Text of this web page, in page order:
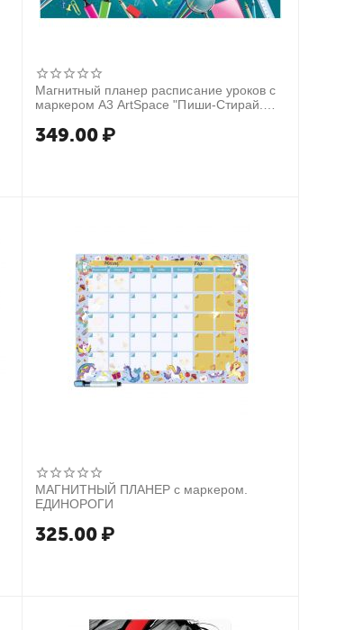
Магнитный планер расписание уроков с
маркером А3 ArtSpace "Пиши-Стирай.
349.00 ₽
МАГНИТНЫЙ ПЛАНЕР с маркером.
ЕДИНОРОГИ
325.00 ₽